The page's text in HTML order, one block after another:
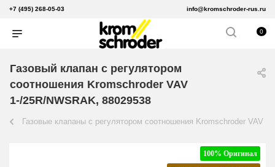
+7 (495) 268-05-03 info@kromschroder-rus.ru
0
Газовый клапан с регулятором
соотношения Kromschroder VAV
1-/25R/NWSRAK, 88029538
Газовые клапаны с регулятором соотношения Kromschroder VAV
100% Оригинал